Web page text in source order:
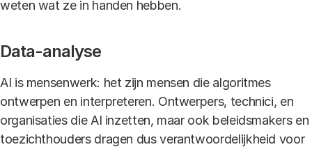
weten wat ze in handen hebben.
Data-analyse
AI is mensenwerk: het zijn mensen die algoritmes
ontwerpen en interpreteren. Ontwerpers, technici, en
organisaties die AI inzetten, maar ook beleidsmakers en
toezichthouders dragen dus verantwoordelijkheid voor